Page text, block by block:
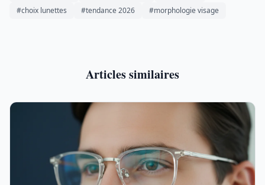
#choix lunettes
#tendance 2026 #morphologie visage
Articles similaires